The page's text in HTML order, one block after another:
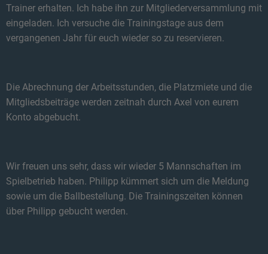
Trainer erhalten. Ich habe ihn zur Mitgliederversammlung mit
eingeladen. Ich versuche die Trainingstage aus dem
vergangenen Jahr für euch wieder so zu reservieren.
Die Abrechnung der Arbeitsstunden, die Platzmiete und die
Mitgliedsbeiträge werden zeitnah durch Axel von eurem
Konto abgebucht.
Wir freuen uns sehr, dass wir wieder 5 Mannschaften im
Spielbetrieb haben. Philipp kümmert sich um die Meldung
sowie um die Ballbestellung. Die Trainingszeiten können
über Philipp gebucht werden.